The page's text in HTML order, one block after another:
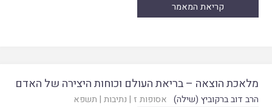
קריאת המאמר
מלאכת הוצאה – בריאת העולם וכוחות היצירה של האדם
הרב דוב ברקוביץ (שילה) אסופות ז | נתיבות | תשפא